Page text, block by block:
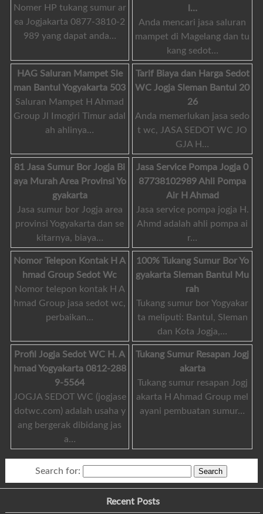
Nomer HP tukang sumur ar
ea Jogjakarta 0877-3810-2
989 yang dapat anda…
l…
Anda mencari jasa saluran
mampet di Magelang dan tu
kang sedot…
HAG Saluran Mampet Sle
man Bantul Yogyakarta 503
Saluran Mampet H Ahmad
Group Jl Imogiri Timur adal
ah ahlinya…
Tarif Biaya dan Harga Sedot
WC Jogja Sleman Bantul 20
26
Anda memerlukan jasa sedo
t wc, JASA SEDOT WC JO
GJA H…
81 Jasa Sumur Bor Jogja Bi
aya Murah Area Provinsi Yo
gyakarta
Jasa sumur bor Jogja area
provinsi Yogyakarta dan se
kitarnya, biaya…
Jasa Service Pompa Jogja 0
87738102989 Ahli Pompa
Air H Ahmad
Jasa service pompa jogja H.
Ahmd adalah ahli pompa ai
r…
Nomor Telepon Kontak H A
hmad Group Sedot Wc
Nomor telepon kontak H A
hmad Group jasa sedot wc,
perbaikan…
100% Tukang Sumur Bor Yo
gyakarta Sleman Bantul Mu
rah
Tukang sumur bor Yogyakar
ta meliputi: Bantul, Sleman
dan Kota Jogja,…
Profil Jogja Sedot WC H. A
hmad Yogyakarta 0812-288
9-5564
JOGJA SEDOT WC (jogjase
dotwc.com) adalah usaha y
ang bergerak dibidang jas
a…
Tukang Sumur Resapan Jogj
akarta
Tukang sumur resapan Jogj
akarta H Ahmad Group mel
ayani pembuatan sumur…
Search for:
Recent Posts